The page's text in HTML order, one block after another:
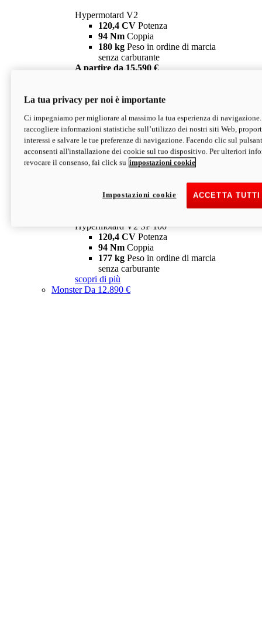
Hypermotard V2
120,4 CV Potenza
94 Nm Coppia
180 kg Peso in ordine di marcia
senza carburante
A partire da 15.590 €
V2 SP
Hypermotard V2 SP
120,4 CVPotenza
94 NmCoppia
177 kgPeso in ordine di marcia
senza carburante
Depotenziata 35 kW: 18.890 € i
configura scopri di più
Hypermotard V2 SP 100
120,4 CV Potenza
94 Nm Coppia
177 kg Peso in ordine di marcia
senza carburante
scopri di più
MonsterDa 12.890 €
La tua privacy per noi è importante
Ci impegniamo per migliorare al massimo la tua esperienza di
raccogliere informazioni statistiche sull’utilizzo dei nostri siti Web,
interessi e salvare le tue preferenze di navigazione. Facendo clic sul
acconsenti all'installazione dei cookie sul tuo dispositivo. Per ulteriori
revocare il consenso, fai click su impostazioni cookie
ACCETTA
Impostazioni cookie